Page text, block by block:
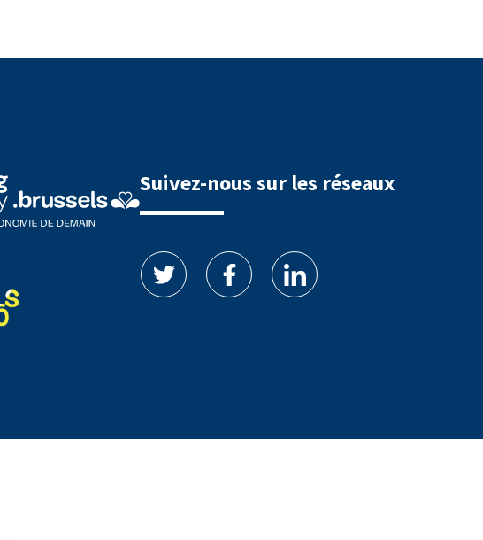
Suivez-nous sur les réseaux